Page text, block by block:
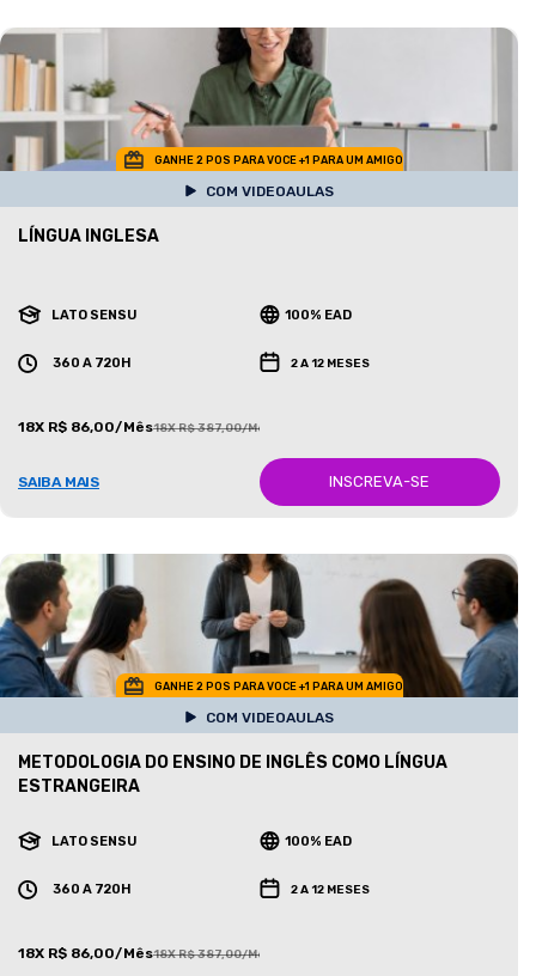
GANHE 2 POS PARA VOCE +1 PARA UM AMIGO
COM VIDEOAULAS
LÍNGUA INGLESA
LATO SENSU 100% EAD
360 A 720H 2 A 12 MESES
18X R$ 86,00/Mês18X R$ 387,00/Mês
SAIBA MAIS INSCREVA-SE
GANHE 2 POS PARA VOCE +1 PARA UM AMIGO
COM VIDEOAULAS
METODOLOGIA DO ENSINO DE INGLÊS COMO LÍNGUA
ESTRANGEIRA
LATO SENSU 100% EAD
360 A 720H 2 A 12 MESES
18X R$ 86,00/Mês18X R$ 387,00/Mês